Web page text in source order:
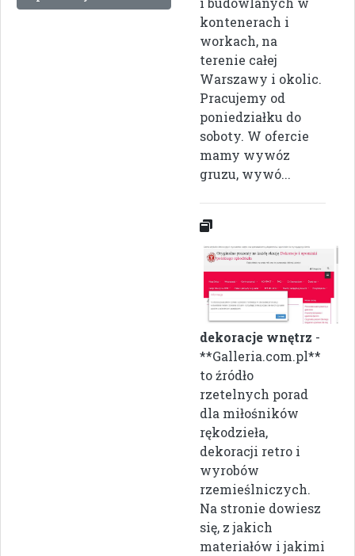
kontenerach i
workach, na
terenie całej
Warszawy i okolic.
Pracujemy od
poniedziałku do
soboty. W ofercie
mamy wywóz
gruzu, wywó...
dekoracje wnętrz -
**Galleria.com.pl**
to źródło
rzetelnych porad
dla miłośników
rękodzieła,
dekoracji retro i
wyrobów
rzemieślniczych.
Na stronie dowiesz
się, z jakich
materiałów i jakimi